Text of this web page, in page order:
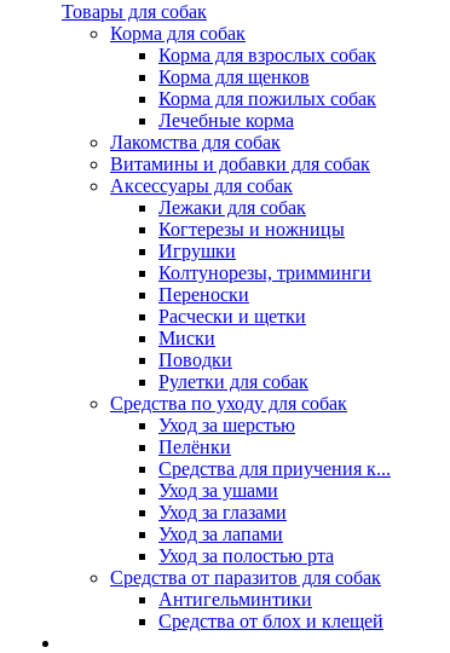
Товары для собак
Корма для собак
Корма для взрослых собак
Корма для щенков
Корма для пожилых собак
Лечебные корма
Лакомства для собак
Витамины и добавки для собак
Аксессуары для собак
Лежаки для собак
Когтерезы и ножницы
Игрушки
Колтунорезы, тримминги
Переноски
Расчески и щетки
Миски
Поводки
Рулетки для собак
Средства по уходу для собак
Уход за шерстью
Пелёнки
Средства для приучения к...
Уход за ушами
Уход за глазами
Уход за лапами
Уход за полостью рта
Средства от паразитов для собак
Антигельминтики
Средства от блох и клещей